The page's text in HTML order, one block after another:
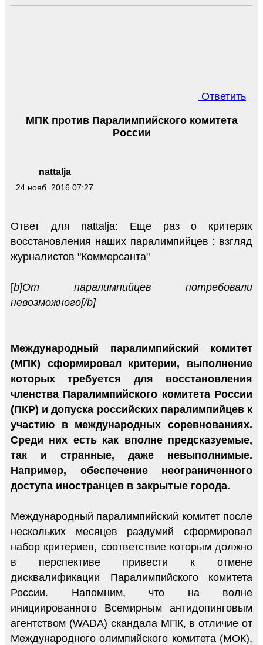
Ответить
nattalja
24 нояб. 2016 07:27
МПК против Паралимпийского комитета
России
Ответ для nattalja: Еще раз о критерях
восстановления наших паралимпийцев : взгляд
журналистов "Коммерсанта"
[b]От паралимпийцев потребовали
невозможного[/b]
Международный паралимпийский комитет
(МПК) сформировал критерии, выполнение
которых требуется для восстановления
членства Паралимпийского комитета России
(ПКР) и допуска российских паралимпийцев к
участию в международных соревнованиях.
Среди них есть как вполне предсказуемые,
так и странные, даже невыполнимые.
Например, обеспечение неограниченного
доступа иностранцев в закрытые города.
Международный паралимпийский комитет после
нескольких месяцев раздумий сформировал
набор критериев, соответствие которым должно
в перспективе привести к отмене
дисквалификации Паралимпийского комитета
России. Напомним, что на волне
инициированного Всемирным антидопинговым
агентством (WADA) скандала МПК, в отличие от
Международного олимпийского комитета (МОК),